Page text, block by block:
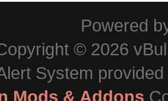
Powered
© 2026
System
Mods & Addons